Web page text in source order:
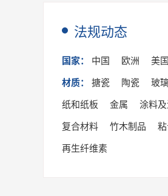
法规动态
国家： 中国 欧洲 美国
材质： 搪瓷 陶瓷 玻
纸和纸板
金属 涂料
复合材料
竹木制品
再生纤维素